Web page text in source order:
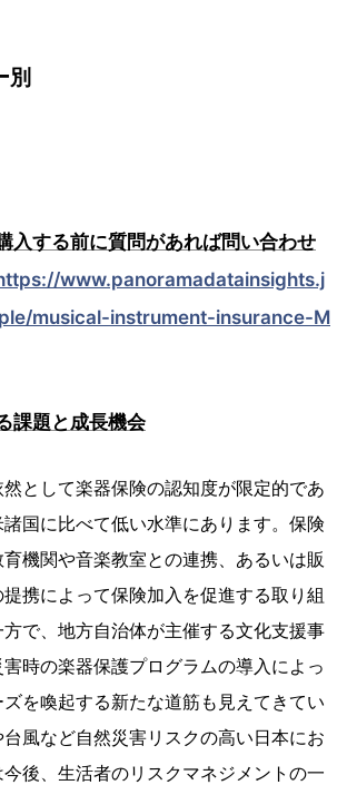
別
入する前に質問があれば問い合わせ
www.panoramadatainsights.j
musical-instrument-insurance-M
課題と成長機会
として楽器保険の認知度が限定的であ
国に比べて低い水準にあります。保険
機関や音楽教室との連携、あるいは販
携によって保険加入を促進する取り組
で、地方自治体が主催する文化支援事
時の楽器保護プログラムの導入によっ
を喚起する新たな道筋も見えてきてい
風など自然災害リスクの高い日本にお
後、生活者のリスクマネジメントの一